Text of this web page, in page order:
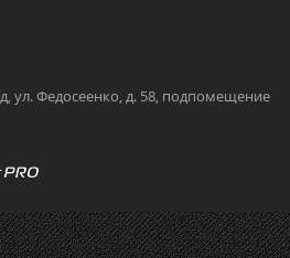
ул. Федосеенко, д. 58, подпомещение